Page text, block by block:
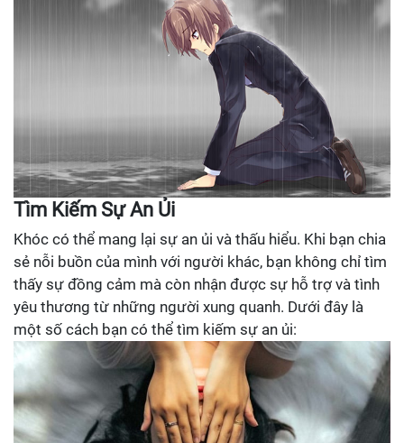
Tìm Kiếm Sự An Ủi
Khóc có thể mang lại sự an ủi và thấu hiểu. Khi bạn chia
sẻ nỗi buồn của mình với người khác, bạn không chỉ tìm
thấy sự đồng cảm mà còn nhận được sự hỗ trợ và tình
yêu thương từ những người xung quanh. Dưới đây là
một số cách bạn có thể tìm kiếm sự an ủi: